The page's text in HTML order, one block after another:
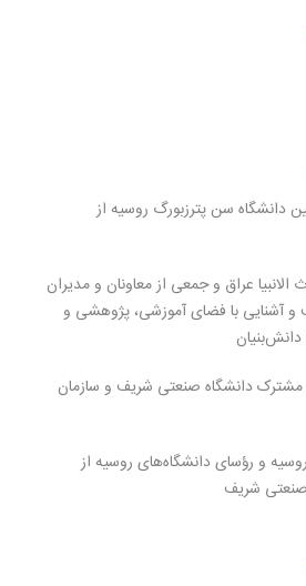
دانشگاه سن پترزبورگ روسیه از
الانبیا عراق و جمعی از معاونان و مدیران
و آشنایی با فضای آموزشی، پژوهشی و
مشترک دانشگاه صنعتی شریف و سازمان
و رؤسای دانشگاه‌های روسیه از
صنعتی شریف